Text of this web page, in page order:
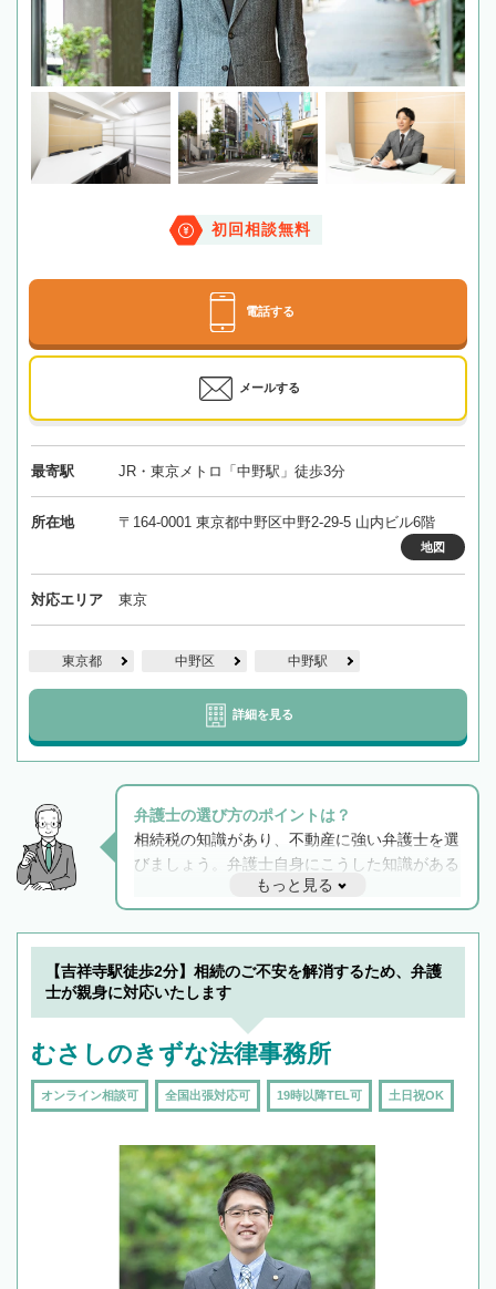
初回相談無料
電話する
メールする
最寄駅 JR・東京メトロ「中野駅」徒歩3分
所在地 〒164-0001 東京都中野区中野2-29-5 山内ビル6階
地図
対応エリア 東京
東京都 中野区 中野駅
詳細を見る
弁護士の選び方のポイントは？
相続税の知識があり、不動産に強い弁護士を選
びましょう。弁護士自身にこうした知識がある
と他士業との連携もスムーズに進み、トラブル
解決のみならず相続をトータルで任せることが
できます。また、相続は感情がからむ分野なの
でフィーリングも重要です。実際に電話や面談
で複数の弁護士と会話をしてウマが合う方に依
もっと見る
【吉祥寺駅徒歩2分】相続のご不安を解消するため、弁護
士が親身に対応いたします
むさしのきずな法律事務所
オンライン相談可 全国出張対応可 19時以降TEL可 土日祝OK